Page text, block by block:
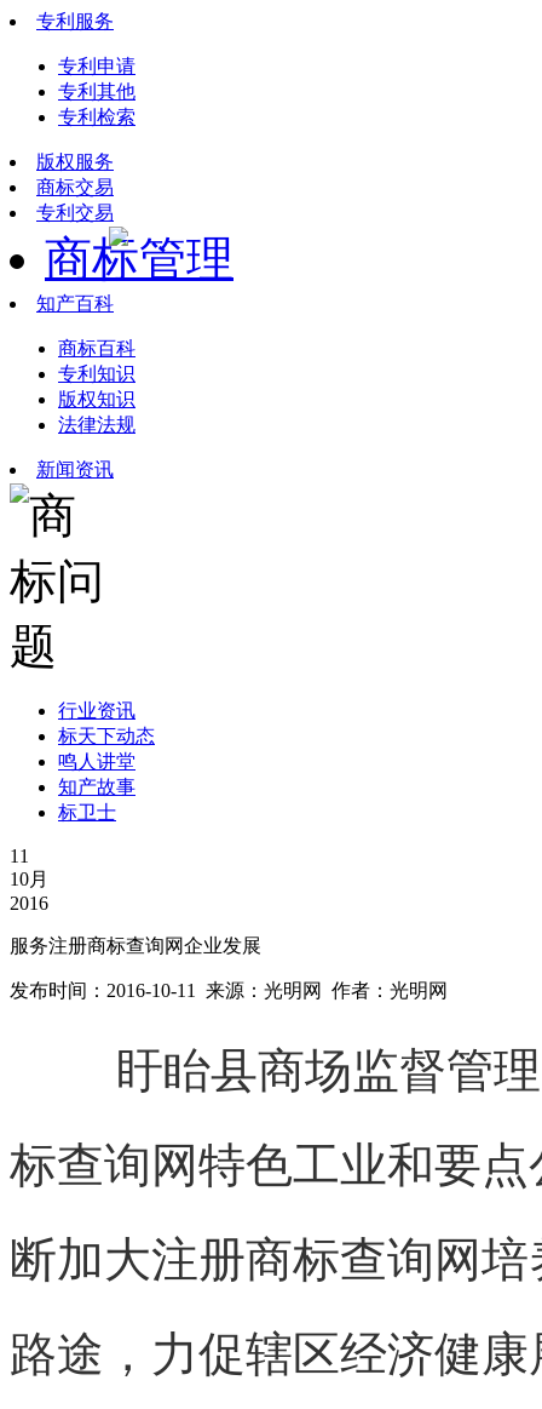
专利服务
专利申请
专利其他
专利检索
版权服务
商标交易
专利交易
商标管理
知产百科
商标百科
专利知识
版权知识
法律法规
新闻资讯
行业资讯
标天下动态
鸣人讲堂
知产故事
标卫士
11
10月
2016
服务注册商标查询网企业发展
发布时间：2016-10-11 来源：光明网 作者：光明网
盱眙县商场监督管
标查询网特色工业和要
断加大注册商标查询网培
路途，力促辖区经济健康